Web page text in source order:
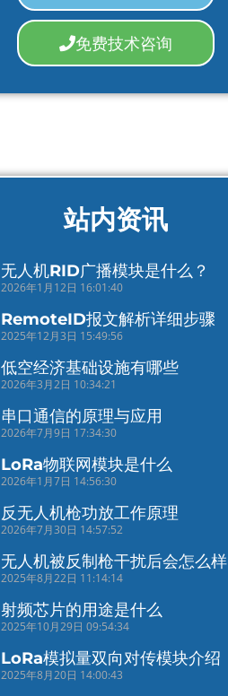
免费技术咨询
站内资讯
无人机RID广播模块是什么？
2026年1月12日 16:01:40
RemoteID报文解析详细步骤
2025年12月3日 15:49:56
低空经济基础设施有哪些
2026年3月2日 10:34:21
串口通信的原理与应用
2026年7月9日 17:34:30
LoRa物联网模块是什么
2026年1月7日 14:56:30
反无人机枪功放工作原理
2026年7月30日 14:57:52
无人机被反制枪干扰后会怎么样
2025年8月22日 11:14:14
射频芯片的用途是什么
2025年10月29日 09:54:34
LoRa模拟量双向对传模块介绍
2025年8月20日 14:00:43